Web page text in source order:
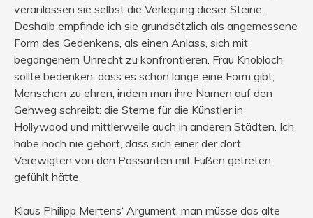
veranlassen sie selbst die Verlegung dieser Steine.
Deshalb empfinde ich sie grundsätzlich als angemessene
Form des Gedenkens, als einen Anlass, sich mit
begangenem Unrecht zu konfrontieren. Frau Knobloch
sollte bedenken, dass es schon lange eine Form gibt,
Menschen zu ehren, indem man ihre Namen auf den
Gehweg schreibt: die Sterne für die Künstler in
Hollywood und mittlerweile auch in anderen Städten. Ich
habe noch nie gehört, dass sich einer der dort
Verewigten von den Passanten mit Füßen getreten
gefühlt hätte.
Klaus Philipp Mertens‘ Argument, man müsse das alte